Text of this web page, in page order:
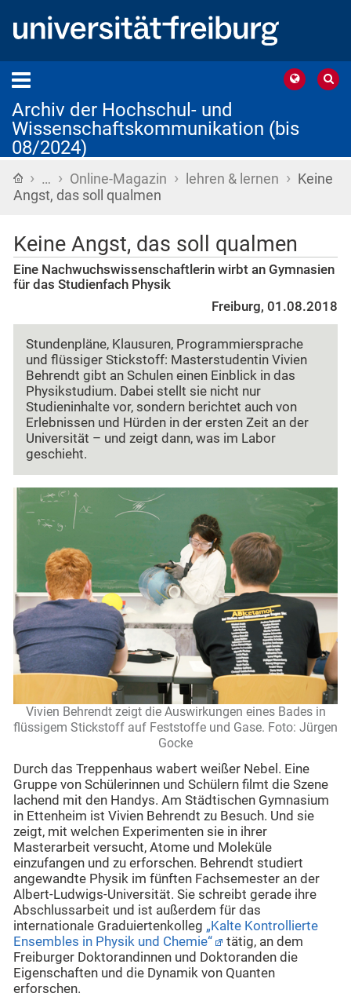
Archiv der Hochschul- und
Wissenschaftskommunikation (bis
08/2024)
Startseite
› … › Online-Magazin › lehren & lernen › Keine
Angst, das soll qualmen
Keine Angst, das soll qualmen
Eine Nachwuchswissenschaftlerin wirbt an Gymnasien
für das Studienfach Physik
Freiburg, 01.08.2018
Stundenpläne, Klausuren, Programmiersprache
und flüssiger Stickstoff: Masterstudentin Vivien
Behrendt gibt an Schulen einen Einblick in das
Physikstudium. Dabei stellt sie nicht nur
Studieninhalte vor, sondern berichtet auch von
Erlebnissen und Hürden in der ersten Zeit an der
Universität – und zeigt dann, was im Labor
geschieht.
Vivien Behrendt zeigt die Auswirkungen eines Bades in
flüssigem Stickstoff auf Feststoffe und Gase. Foto: Jürgen
Gocke
Durch das Treppenhaus wabert weißer Nebel. Eine
Gruppe von Schülerinnen und Schülern filmt die Szene
lachend mit den Handys. Am Städtischen Gymnasium
in Ettenheim ist Vivien Behrendt zu Besuch. Und sie
zeigt, mit welchen Experimenten sie in ihrer
Masterarbeit versucht, Atome und Moleküle
einzufangen und zu erforschen. Behrendt studiert
angewandte Physik im fünften Fachsemester an der
Albert-Ludwigs-Universität. Sie schreibt gerade ihre
Abschlussarbeit und ist außerdem für das
internationale Graduiertenkolleg „Kalte Kontrollierte
Ensembles in Physik und Chemie“
tätig, an dem
Freiburger Doktorandinnen und Doktoranden die
Eigenschaften und die Dynamik von Quanten
erforschen.